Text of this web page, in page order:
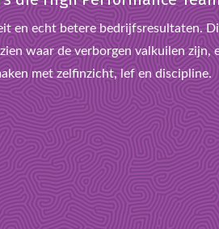
en echt betere bedrijfsresultaten.
waar de verborgen valkuilen zijn,
met zelfinzicht, lef en discipline.